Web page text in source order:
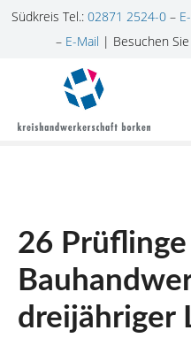
Südkreis Tel.: 02871 2524-0 –
– E-Mail | Besuchen
26
dreijähriger